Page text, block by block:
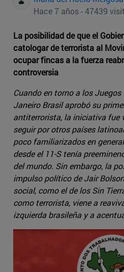
Hace 7 años - 47439
La posibilidad de que el
catologar de terrorista al
ocupar fincas a la fuerza
controversia
Cuando en torno a los
Janeiro Brasil aprobó su
antiterrorista, la iniciativa fue
seguir por otros países
poco familiarizados en
desde el 11-S tenía
del mundo. Sin embargo, la
impulso político de Jair
social, como el de los Sin
como terrorista, viene a
izquierda brasileña y a